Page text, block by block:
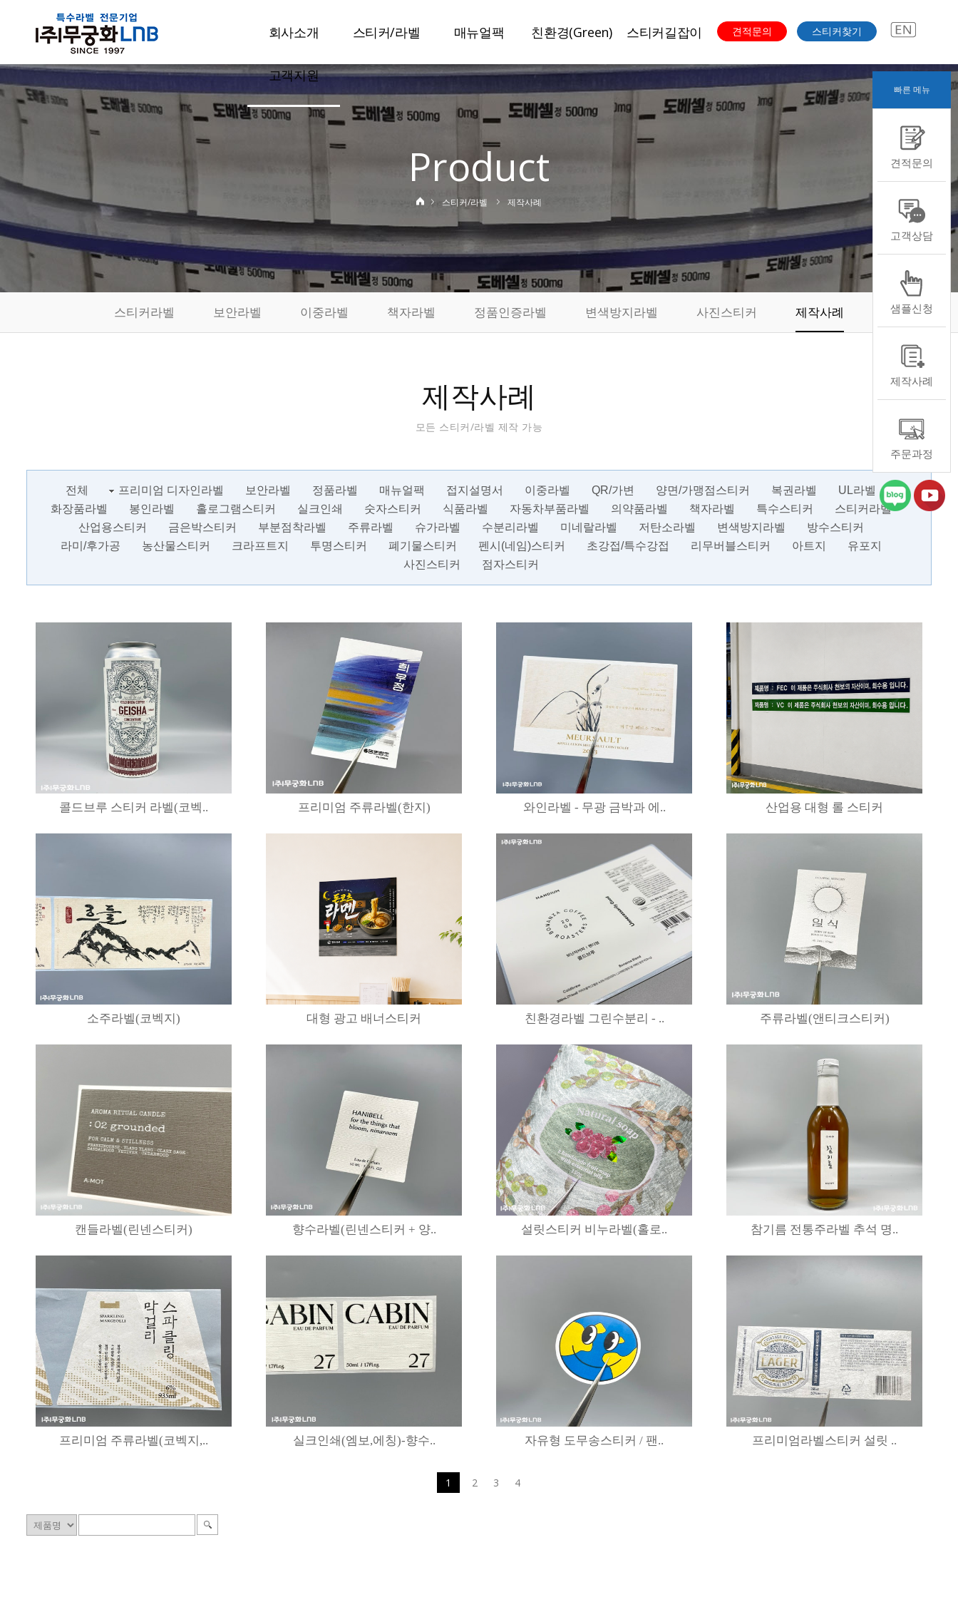
견적문의 스티커찾기
회사소개
CEO인사말
회사개요
부서소개
오시는길
스티커/라벨
스티커라벨
보안라벨
사진스티커
제작사례
매뉴얼팩
매뉴얼팩
일반접지
특수접지
봉인설명서
친환경(Green)
슈가라벨
수분리라벨
저탄소라벨
스티커길잡이
주문과정
색도수
스티커용도
기본디자인자료
고객지원
샘플신청
카드결제
동영상자료실
Product
스티커/라벨 제작사례
스티커라벨 보안라벨 이중라벨 책자라벨 정품인증라벨 변색방지라벨 사진스티커 제작사례
제작사례
모든 스티커/라벨 제작 가능
전체 프리미엄 디자인라벨 보안라벨 정품라벨 매뉴얼팩 접지설명서 이중라벨 QR/가변 양면/가맹점스티커 복권라벨
UL라벨
화장품라벨
봉인라벨 홀로그램스티커 실크인쇄 숫자스티커 식품라벨 자동차부품라벨 의약품라벨 책자라벨 특수스티커
스티커라벨
산업용스티커
금은박스티커 부분점착라벨 주류라벨 슈가라벨 수분리라벨 미네랄라벨 저탄소라벨 변색방지라벨
방수스티커
라미/후가공
농산물스티커 크라프트지 투명스티커 폐기물스티커 펜시(네임)스티커 초강접/특수강접 리무버블스티커 아트지
유포지
사진스티커
점자스티커
콜드브루 스티커 라벨(코벡.. 프리미엄 주류라벨(한지) 와인라벨 - 무광 금박과 에.. 산업용 대형 롤 스티커
소주라벨(코벡지) 대형 광고 배너스티커 친환경라벨 그린수분리 - .. 주류라벨(앤티크스티커)
캔들라벨(린넨스티커) 향수라벨(린넨스티커 + 양.. 설릿스티커 비누라벨(홀로.. 참기름 전통주라벨 추석 명..
프리미엄 주류라벨(코벡지,.. 실크인쇄(엠보,에칭)-향수.. 자유형 도무송스티커 / 팬.. 프리미엄라벨스티커 설릿 ..
1 2 3 4
빠른 메뉴
견적문의
고객상담
샘플신청
제작사례
주문과정